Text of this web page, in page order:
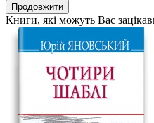
Продовжити
Книги, які можуть Вас